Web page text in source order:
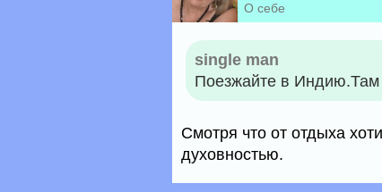
О себе
single man
Поезжайте в Индию.Там
Смотря что от отдыха
духовностью.